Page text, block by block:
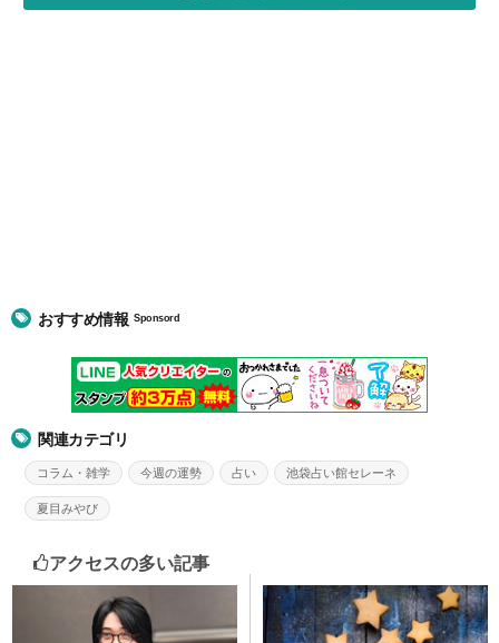
おすすめ情報Sponsord
関連カテゴリ
コラム・雑学 今週の運勢 占い 池袋占い館セレーネ
夏目みやび
アクセスの多い記事